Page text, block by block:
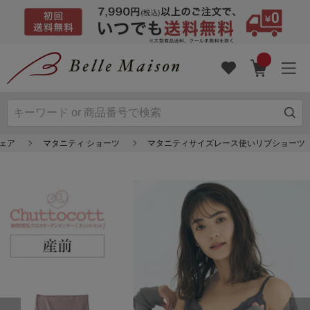
ア マタニティ ショーツ マタニティサイズレース使いリブショーツ